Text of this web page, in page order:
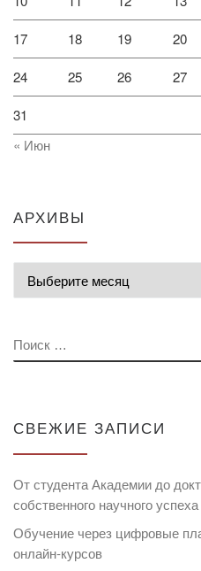
17 18 19 20
24 25 26 27
31
« Июн
АРХИВЫ
ПОИСК
СВЕЖИЕ ЗАПИСИ
От студента Академии до
собственного научного
Обучение через цифровые
онлайн-курсов